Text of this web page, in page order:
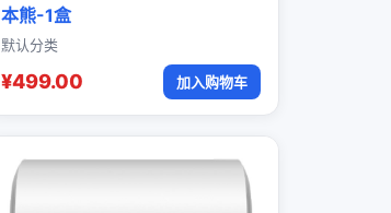
本熊-1盒
默认分类
¥499.00 加入购物车